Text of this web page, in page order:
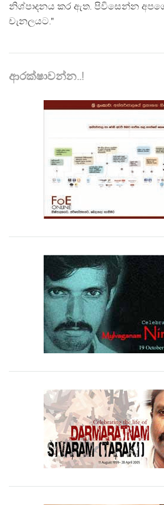
නිශ්පාදනය කර ඇත. පිවිසෙන්න
චැනලයට."
ආරක්ෂාවන්න..!